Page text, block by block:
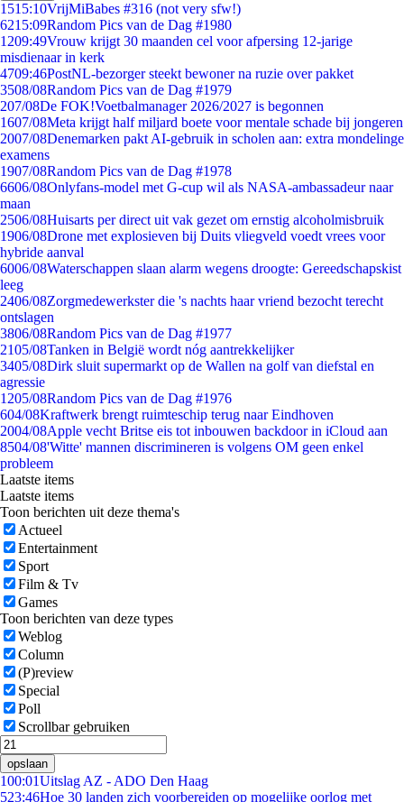
1515:10VrijMiBabes #316 (not very sfw!)
6215:09Random Pics van de Dag #1980
1209:49Vrouw krijgt 30 maanden cel voor afpersing 12-jarige
misdienaar in kerk
4709:46PostNL-bezorger steekt bewoner na ruzie over pakket
3508/08Random Pics van de Dag #1979
207/08De FOK!Voetbalmanager 2026/2027 is begonnen
1607/08Meta krijgt half miljard boete voor mentale schade bij jongeren
2007/08Denemarken pakt AI-gebruik in scholen aan: extra mondelinge
examens
1907/08Random Pics van de Dag #1978
6606/08Onlyfans-model met G-cup wil als NASA-ambassadeur naar
maan
2506/08Huisarts per direct uit vak gezet om ernstig alcoholmisbruik
1906/08Drone met explosieven bij Duits vliegveld voedt vrees voor
hybride aanval
6006/08Waterschappen slaan alarm wegens droogte: Gereedschapskist
leeg
2406/08Zorgmedewerkster die 's nachts haar vriend bezocht terecht
ontslagen
3806/08Random Pics van de Dag #1977
2105/08Tanken in België wordt nóg aantrekkelijker
3405/08Dirk sluit supermarkt op de Wallen na golf van diefstal en
agressie
1205/08Random Pics van de Dag #1976
604/08Kraftwerk brengt ruimteschip terug naar Eindhoven
2004/08Apple vecht Britse eis tot inbouwen backdoor in iCloud aan
8504/08'Witte' mannen discrimineren is volgens OM geen enkel
probleem
Laatste items
Laatste items
Toon berichten uit deze thema's
Actueel
Entertainment
Sport
Film & Tv
Games
Toon berichten van deze types
Weblog
Column
(P)review
Special
Poll
Scrollbar gebruiken
opslaan
100:01Uitslag AZ - ADO Den Haag
523:46Hoe 30 landen zich voorbereiden op mogelijke oorlog met